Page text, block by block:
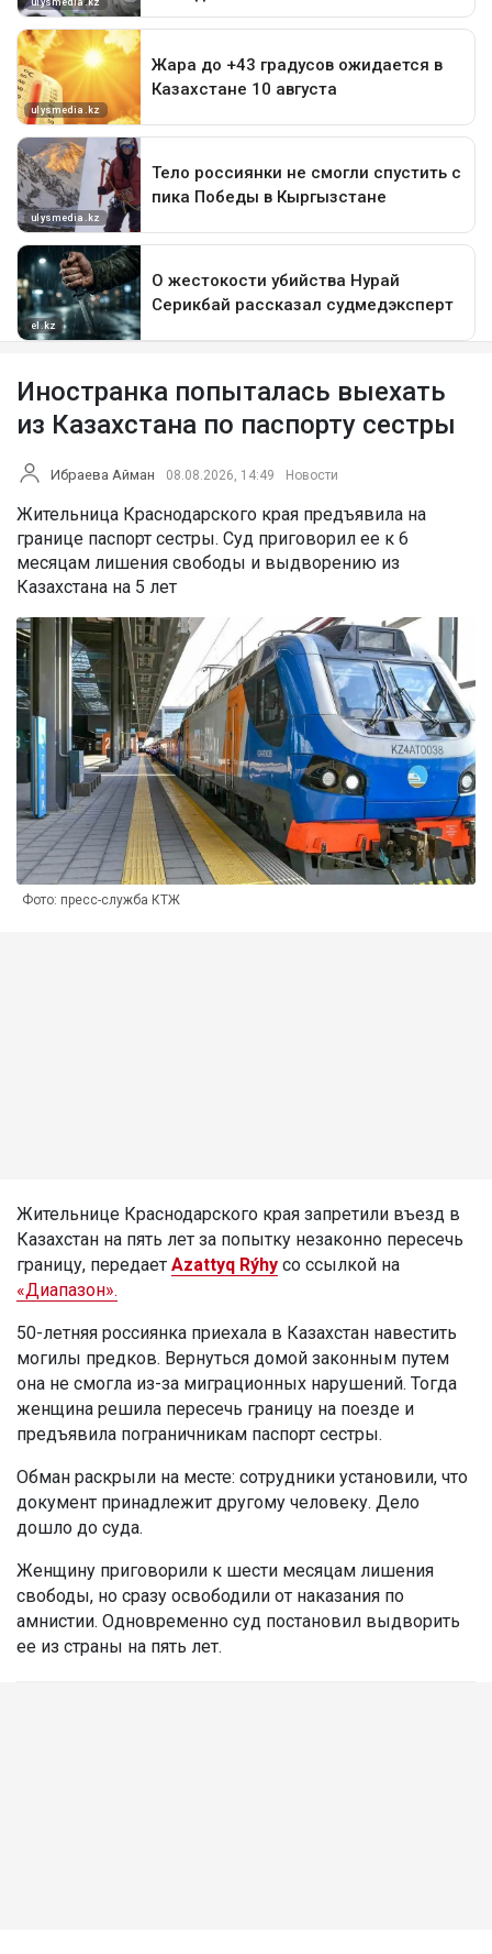
Иностранка попыталась выехать
из Казахстана по паспорту сестры
Ибраева Айман 08.08.2026, 14:49 Новости
Жительница Краснодарского края предъявила на
границе паспорт сестры. Суд приговорил ее к 6
месяцам лишения свободы и выдворению из
Казахстана на 5 лет
Фото: пресс-служба КТЖ
Жительнице Краснодарского края запретили въезд в
Казахстан на пять лет за попытку незаконно пересечь
границу, передает Azattyq Rýhy со ссылкой на
«Диапазон».
50-летняя россиянка приехала в Казахстан навестить
могилы предков. Вернуться домой законным путем
она не смогла из-за миграционных нарушений. Тогда
женщина решила пересечь границу на поезде и
предъявила пограничникам паспорт сестры.
Обман раскрыли на месте: сотрудники установили, что
документ принадлежит другому человеку. Дело
дошло до суда.
Женщину приговорили к шести месяцам лишения
свободы, но сразу освободили от наказания по
амнистии. Одновременно суд постановил выдворить
ее из страны на пять лет.